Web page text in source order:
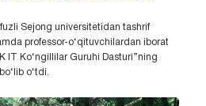
Sejong universitetidan tashrif
professor-o‘qituvchilardan iborat
IT Ko‘ngillilar Guruhi Dasturi”ning
o‘tdi.